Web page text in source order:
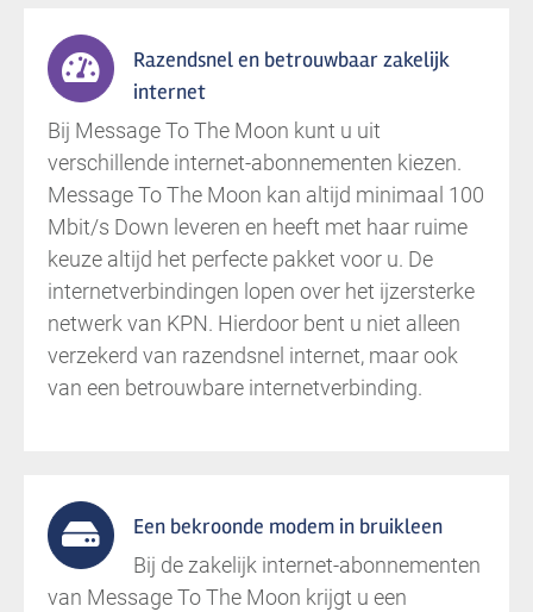
Razendsnel en betrouwbaar zakelijk
internet
Bij Message To The Moon kunt u uit
verschillende internet-abonnementen kiezen.
Message To The Moon kan altijd minimaal 100
Mbit/s Down leveren en heeft met haar ruime
keuze altijd het perfecte pakket voor u. De
internetverbindingen lopen over het ijzersterke
netwerk van KPN. Hierdoor bent u niet alleen
verzekerd van razendsnel internet, maar ook
van een betrouwbare internetverbinding.
Een bekroonde modem in bruikleen
Bij de zakelijk internet-abonnementen
van Message To The Moon krijgt u een